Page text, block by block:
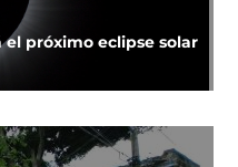
el próximo eclipse solar